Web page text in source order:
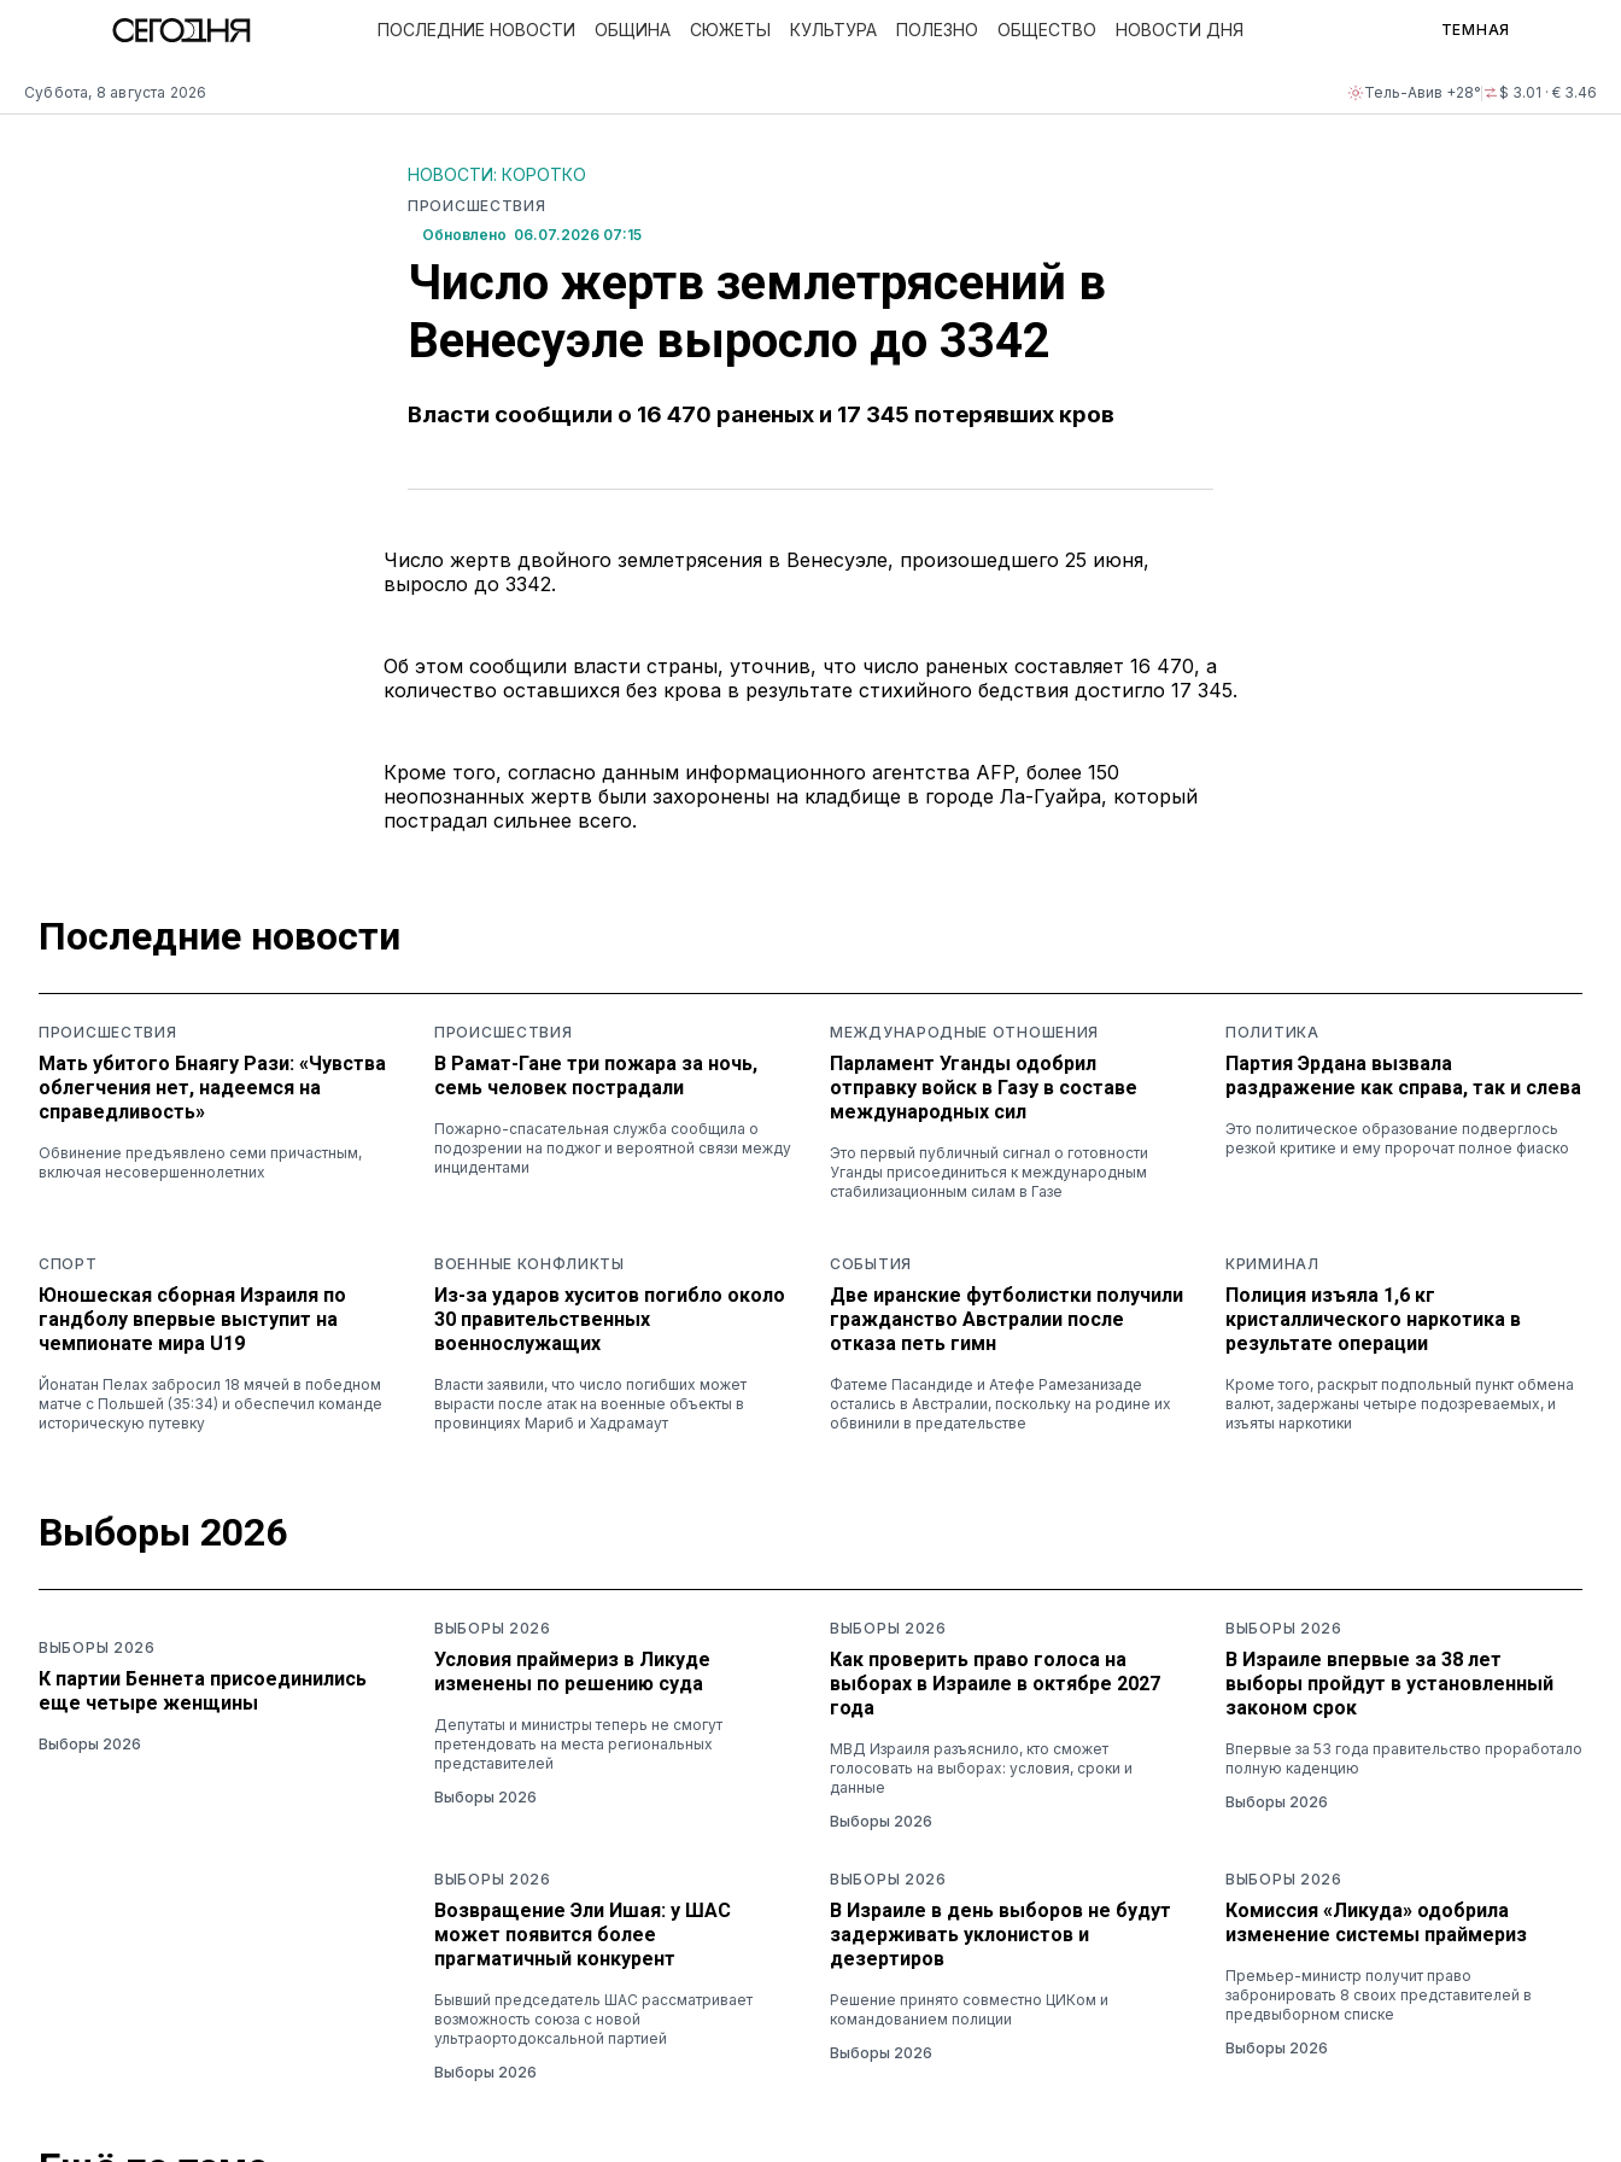
Суббота, 8 августа 2026 Тель-Авив +28° $ 3.01 · € 3.46
ПОСЛЕДНИЕ НОВОСТИ ОБЩИНА СЮЖЕТЫ КУЛЬТУРА ПОЛЕЗНО ОБЩЕСТВО НОВОСТИ ДНЯ ТЕМНАЯ
НОВОСТИ: КОРОТКО
ПРОИСШЕСТВИЯ
Обновлено 06.07.2026 07:15
Число жертв землетрясений в
Венесуэле выросло до 3342
Власти сообщили о 16 470 раненых и 17 345 потерявших кров
Число жертв двойного землетрясения в Венесуэле, произошедшего 25 июня,
выросло до 3342.
Об этом сообщили власти страны, уточнив, что число раненых составляет 16 470, а
количество оставшихся без крова в результате стихийного бедствия достигло 17 345.
Кроме того, согласно данным информационного агентства AFP, более 150
неопознанных жертв были захоронены на кладбище в городе Ла-Гуайра, который
пострадал сильнее всего.
Последние новости
ПРОИСШЕСТВИЯ
Мать убитого Бнаягу Рази: «Чувства
облегчения нет, надеемся на
справедливость»
Обвинение предъявлено семи причастным,
включая несовершеннолетних
ПРОИСШЕСТВИЯ
В Рамат-Гане три пожара за ночь,
семь человек пострадали
Пожарно-спасательная служба сообщила о
подозрении на поджог и вероятной связи между
инцидентами
МЕЖДУНАРОДНЫЕ ОТНОШЕНИЯ
Парламент Уганды одобрил
отправку войск в Газу в составе
международных сил
Это первый публичный сигнал о готовности
Уганды присоединиться к международным
стабилизационным силам в Газе
ПОЛИТИКА
Партия Эрдана вызвала
раздражение как справа, так и слева
Это политическое образование подверглось
резкой критике и ему пророчат полное фиаско
СПОРТ
Юношеская сборная Израиля по
гандболу впервые выступит на
чемпионате мира U19
Йонатан Пелах забросил 18 мячей в победном
матче с Польшей (35:34) и обеспечил команде
историческую путевку
ВОЕННЫЕ КОНФЛИКТЫ
Из-за ударов хуситов погибло около
30 правительственных
военнослужащих
Власти заявили, что число погибших может
вырасти после атак на военные объекты в
провинциях Мариб и Хадрамаут
СОБЫТИЯ
Две иранские футболистки получили
гражданство Австралии после
отказа петь гимн
Фатеме Пасандиде и Атефе Рамезанизаде
остались в Австралии, поскольку на родине их
обвинили в предательстве
КРИМИНАЛ
Полиция изъяла 1,6 кг
кристаллического наркотика в
результате операции
Кроме того, раскрыт подпольный пункт обмена
валют, задержаны четыре подозреваемых, и
изъяты наркотики
Выборы 2026
ВЫБОРЫ 2026
К партии Беннета присоединились
еще четыре женщины
Выборы 2026
ВЫБОРЫ 2026
Условия праймериз в Ликуде
изменены по решению суда
Депутаты и министры теперь не смогут
претендовать на места региональных
представителей
Выборы 2026
ВЫБОРЫ 2026
Как проверить право голоса на
выборах в Израиле в октябре 2027
года
МВД Израиля разъяснило, кто сможет
голосовать на выборах: условия, сроки и
данные
Выборы 2026
ВЫБОРЫ 2026
В Израиле впервые за 38 лет
выборы пройдут в установленный
законом срок
Впервые за 53 года правительство проработало
полную каденцию
Выборы 2026
ВЫБОРЫ 2026
Возвращение Эли Ишая: у ШАС
может появится более
прагматичный конкурент
Бывший председатель ШАС рассматривает
возможность союза с новой
ультраортодоксальной партией
Выборы 2026
ВЫБОРЫ 2026
В Израиле в день выборов не будут
задерживать уклонистов и
дезертиров
Решение принято совместно ЦИКом и
командованием полиции
Выборы 2026
ВЫБОРЫ 2026
Комиссия «Ликуда» одобрила
изменение системы праймериз
Премьер-министр получит право
забронировать 8 своих представителей в
предвыборном списке
Выборы 2026